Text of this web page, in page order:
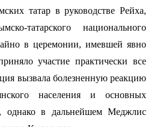
татар в руководстве Рейха,
татарского национального
в церемонии, имевшей явно
участие практически все
вызвала болезненную реакцию
населения и основных
однако в дальнейшем Меджлис